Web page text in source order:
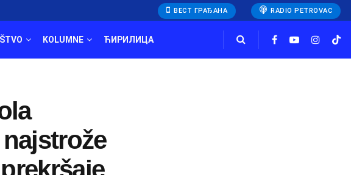
ВЕСТ ГРАЂАНА RADIO PETROVAC
KOLUMNE ЋИРИЛИЦА